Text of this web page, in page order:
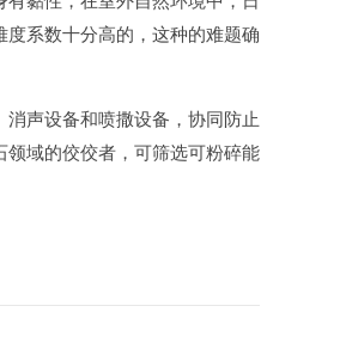
系数十分高的，这种的难题确
声设备和喷撒设备，协同防止
域的佼佼者，可筛选可粉碎能